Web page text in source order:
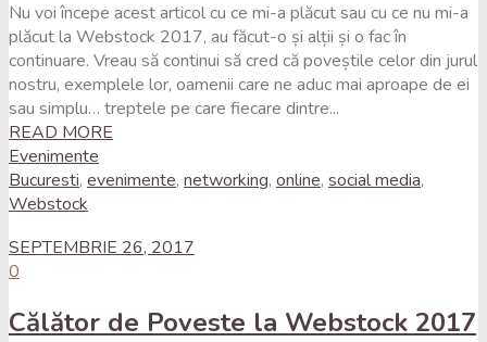
Nu voi începe acest articol cu ce mi-a plăcut sau cu ce nu mi-a
plăcut la Webstock 2017, au făcut-o și alții și o fac în
continuare. Vreau să continui să cred că poveștile celor din jurul
nostru, exemplele lor, oamenii care ne aduc mai aproape de ei
sau simplu… treptele pe care fiecare dintre...
READ MORE
Evenimente
Bucuresti, evenimente, networking, online, social media,
Webstock
SEPTEMBRIE 26, 2017
0
Călător de Poveste la Webstock 2017